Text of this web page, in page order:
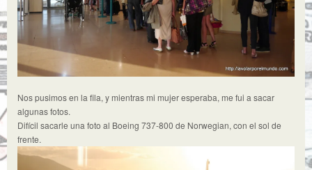
Nos pusimos en la fila, y mientras mi mujer esperaba, me fui a sacar
algunas fotos.
Difícil sacarle una foto al Boeing 737-800 de Norwegian, con el sol de
frente.